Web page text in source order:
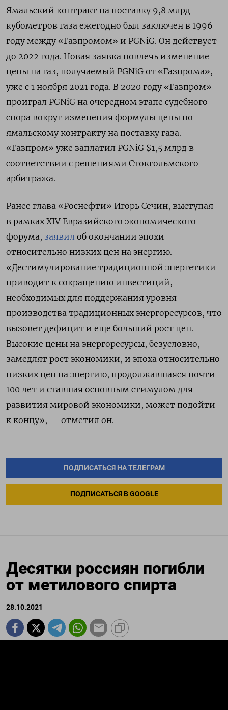
Ямальский контракт на поставку 9,8 млрд
кубометров газа ежегодно был заключен в 1996
году между «Газпромом» и PGNiG. Он действует
до 2022 года. Новая заявка повлечь изменение
цены на газ, получаемый PGNiG от «Газпрома»,
уже с 1 ноября 2021 года. В 2020 году «Газпром»
проиграл PGNiG на очередном этапе судебного
спора вокруг изменения формулы цены по
ямальскому контракту на поставку газа.
«Газпром» уже заплатил PGNiG $1,5 млрд в
соответствии с решениями Стокгольмского
арбитража.
Ранее глава «Роснефти» Игорь Сечин, выступая
в рамках ХIV Евразийского экономического
форума, заявил об окончании эпохи
относительно низких цен на энергию.
«Дестимулирование традиционной энергетики
приводит к сокращению инвестиций,
необходимых для поддержания уровня
производства традиционных энергоресурсов, что
вызовет дефицит и еще больший рост цен.
Высокие цены на энергоресурсы, безусловно,
замедлят рост экономики, и эпоха относительно
низких цен на энергию, продолжавшаяся почти
100 лет и ставшая основным стимулом для
развития мировой экономики, может подойти
к концу», — отметил он.
ПОДПИСАТЬСЯ НА ТЕЛЕГРАМ
ПОДПИСАТЬСЯ В GOOGLE
Десятки россиян погибли
от метилового спирта
28.10.2021